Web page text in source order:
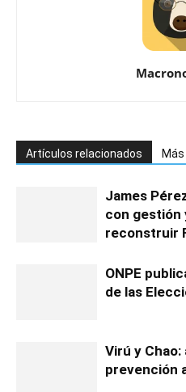
Artículos relacionados
James
con gestión
reconstruir
ONPE
de las
Virú y
prevención